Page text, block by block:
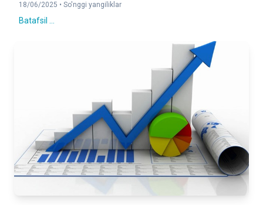
18/06/2025 • So'nggi yangiliklar
Batafsil ...